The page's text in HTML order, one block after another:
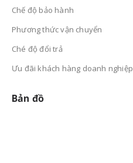
Chế độ bảo hành
Phương thức vận chuyển
Ché độ đổi trả
Ưu đãi khách hàng doanh nghiệp
Bản đồ